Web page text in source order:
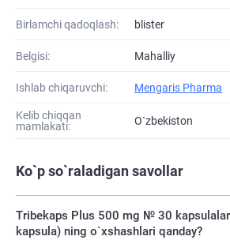
Birlamchi qadoqlash: blister
Belgisi: Mahalliy
Ishlab chiqaruvchi: Mengaris Pharma
Kelib chiqqan
mamlakati:
O`zbekiston
Ko`p so`raladigan savollar
Tribekaps Plus 500 mg № 30
kapsula) ning o`xshashlari qanday?